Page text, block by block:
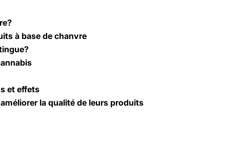
à base de chanvre
et effets
la qualité de leurs produits